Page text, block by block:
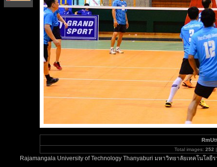
Total images: 252
Rajamangala University of Technology Thanyaburi มหาวิทยาลัยเทคโนโ